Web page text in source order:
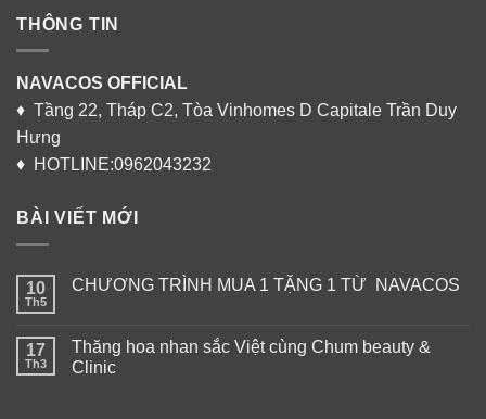
THÔNG TIN
NAVACOS OFFICIAL
♦ Tầng 22, Tháp C2, Tòa Vinhomes D Capitale Trần Duy
Hưng
♦ HOTLINE:0962043232
BÀI VIẾT MỚI
10
Th5
CHƯƠNG TRÌNH MUA 1 TẶNG 1 TỪ NAVACOS
17
Th3
Thăng hoa nhan sắc Việt cùng Chum beauty &
Clinic